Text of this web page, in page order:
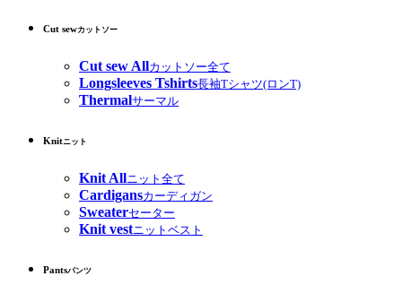
Cut sewカットソー
Cut sew Allカットソー全て
Longsleeves Tshirts長袖Tシャツ(ロンT)
Thermalサーマル
Knitニット
Knit Allニット全て
Cardigansカーディガン
Sweaterセーター
Knit vestニットベスト
Pantsパンツ